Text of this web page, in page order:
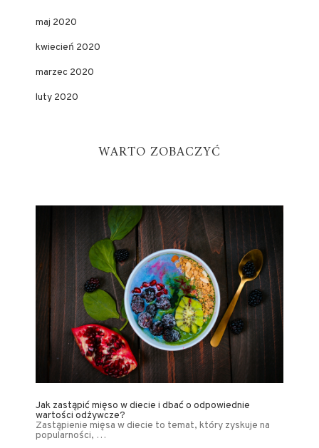
maj 2020
kwiecień 2020
marzec 2020
luty 2020
WARTO ZOBACZYĆ
Jak zastąpić mięso w diecie i dbać o odpowiednie
wartości odżywcze?
Zastąpienie mięsa w diecie to temat, który zyskuje na
popularności, …